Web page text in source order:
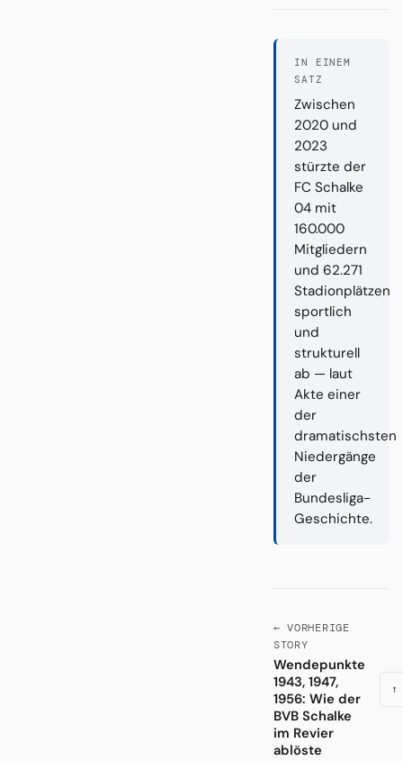
IN EINEM
SATZ
Zwischen
2020 und
2023
stürzte der
FC Schalke
04 mit
160.000
Mitgliedern
und 62.271
Stadionplätzen
sportlich
und
strukturell
ab — laut
Akte einer
der
dramatischsten
Niedergänge
der
Bundesliga-
Geschichte.
← VORHERIGE
STORY
Wendepunkte
1943, 1947,
1956: Wie der
BVB Schalke
im Revier
ablöste
↑